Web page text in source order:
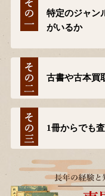
特定のジャン
がいるか
古書や古本買
1冊からでも